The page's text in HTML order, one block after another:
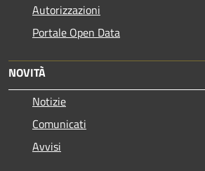
Autorizzazioni
Portale Open Data
NOVITÀ
Notizie
Comunicati
Avvisi